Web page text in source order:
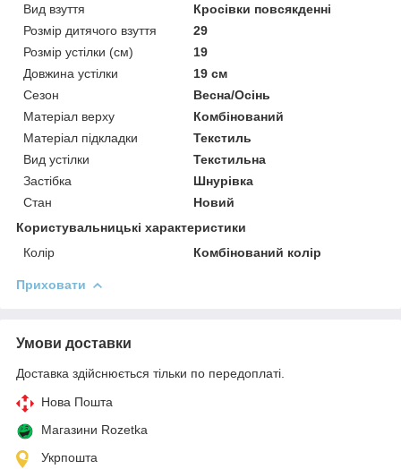
Вид взуття
Кросівки повсякденні
Розмір дитячого взуття
29
Розмір устілки (см)
19
Довжина устілки
19 см
Сезон
Весна/Осінь
Матеріал верху
Комбінований
Матеріал підкладки
Текстиль
Вид устілки
Текстильна
Застібка
Шнурівка
Стан
Новий
Користувальницькі характеристики
Колір
Комбінований колір
Приховати
Умови доставки
Доставка здійснюється тільки по передоплаті.
Нова Пошта
Магазини Rozetka
Укрпошта